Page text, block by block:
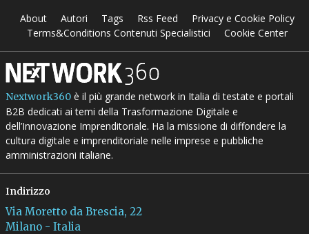
About Autori Tags Rss Feed
Privacy e Cookie Policy
Terms&Conditions Contenuti Specialistici
Cookie Center
Nextwork360è il più grande network in Italia di testate e portali
B2B dedicati ai temi della Trasformazione Digitale e
dell’Innovazione Imprenditoriale. Ha la missione di diffondere la
cultura digitale e imprenditoriale nelle imprese e pubbliche
amministrazioni italiane.
Indirizzo
Via Moretto da Brescia, 22
Milano - Italia